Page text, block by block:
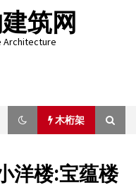
筑网
Architecture
木桁架
洋楼:宝蕴楼